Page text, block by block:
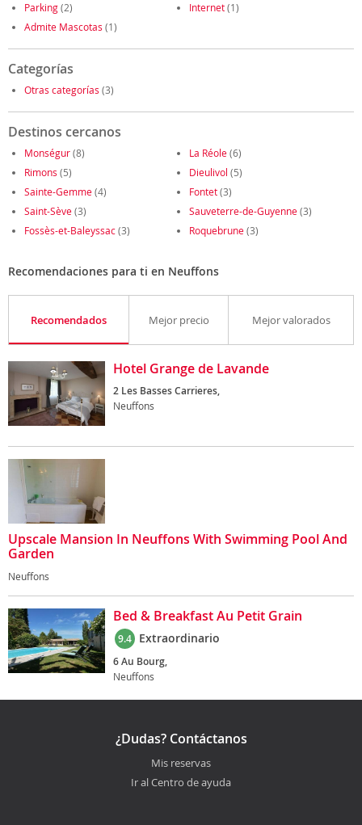
Parking(2) Internet(1)
Admite Mascotas (1)
Categorías
Otras categorías (3)
Destinos cercanos
Monségur(8) La Réole(6)
Rimons (5) Dieulivol (5)
Sainte-Gemme(4) Fontet(3)
Saint-Sève(3) Sauveterre-de-Guyenne(3)
Fossès-et-Baleyssac(3) Roquebrune(3)
Recomendaciones para ti en Neuffons
Recomendados Mejor precio Mejor valorados
Hotel Grange de Lavande
2 Les Basses Carrieres,
Neuffons
Upscale Mansion In Neuffons With Swimming Pool And
Garden
Neuffons
Bed & Breakfast Au Petit Grain
9.4 Extraordinario
6 Au Bourg,
Neuffons
¿Dudas? Contáctanos
Mis reservas
Ir al Centro de ayuda